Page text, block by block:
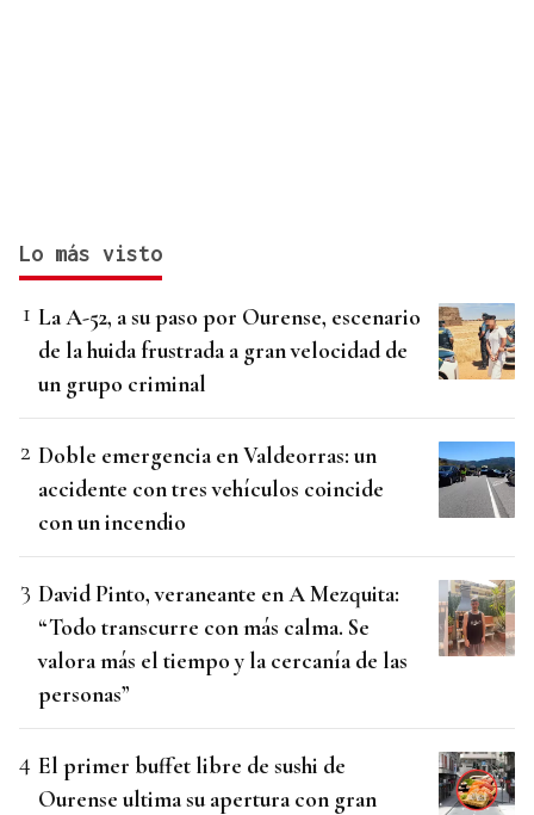
Lo más visto
La A-52, a su paso por Ourense, escenario
de la huida frustrada a gran velocidad de
un grupo criminal
Doble emergencia en Valdeorras: un
accidente con tres vehículos coincide
con un incendio
David Pinto, veraneante en A Mezquita:
“Todo transcurre con más calma. Se
valora más el tiempo y la cercanía de las
personas”
El primer buffet libre de sushi de
Ourense ultima su apertura con gran